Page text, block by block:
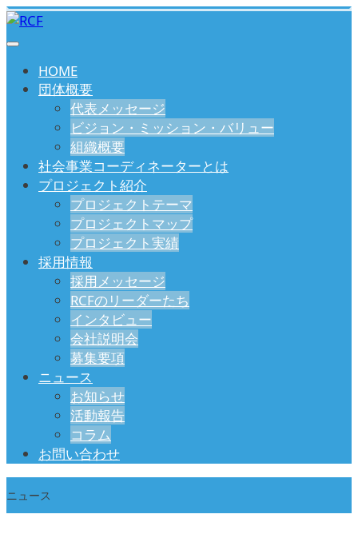
HOME
団体概要
代表メッセージ
ビジョン・ミッション・バリュー
組織概要
社会事業コーディネーターとは
プロジェクト紹介
プロジェクトテーマ
プロジェクトマップ
プロジェクト実績
採用情報
採用メッセージ
RCFのリーダーたち
インタビュー
会社説明会
募集要項
ニュース
お知らせ
活動報告
コラム
お問い合わせ
ニュース